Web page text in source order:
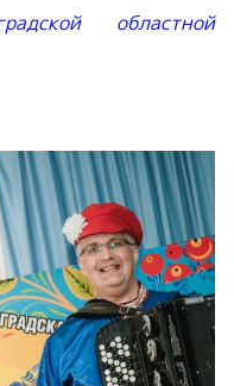
областной